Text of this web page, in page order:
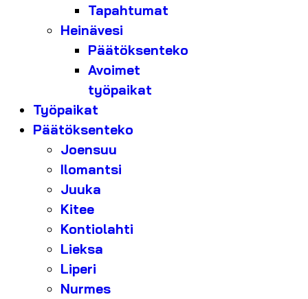
Tapahtumat
Heinävesi
Päätöksenteko
Avoimet
työpaikat
Työpaikat
Päätöksenteko
Joensuu
Ilomantsi
Juuka
Kitee
Kontiolahti
Lieksa
Liperi
Nurmes